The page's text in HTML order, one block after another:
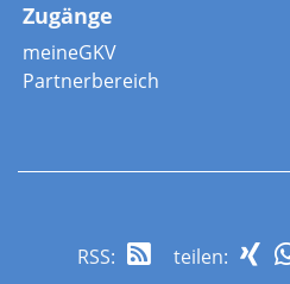
Zugänge
meineGKV
Partnerbereich
RSS: teilen: